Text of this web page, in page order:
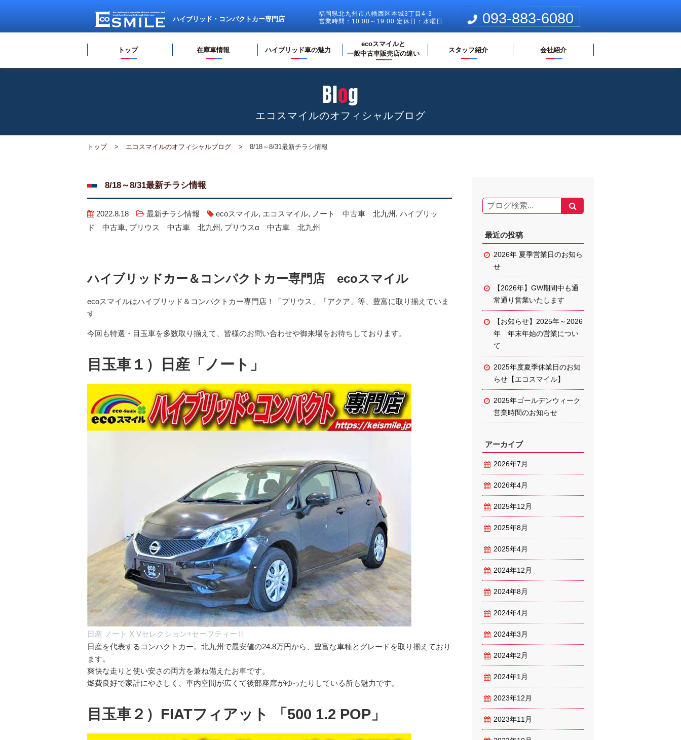
ハイブリッド・コンパクトカー専門店
福岡県北九州市八幡西区本城3丁目4-3
営業時間：10:00～19:00 定休日：水曜日
093-883-6080
トップ 在庫車情報 ハイブリッド車の魅力
ecoスマイルと
一般中古車販売店の違い
スタッフ紹介 会社紹介
Blog
エコスマイルのオフィシャルブログ
トップ エコスマイルのオフィシャルブログ 8/18～8/31最新チラシ情報
8/18～8/31最新チラシ情報
2022.8.18 最新チラシ情報 ecoスマイル, エコスマイル, ノート 中古車 北九州 , ハイブリッ
ド 中古車, プリウス 中古車 北九州 , プリウスα 中古車 北九州
ハイブリッドカー＆コンパクトカー専門店 ecoスマイル
ecoスマイルはハイブリッド＆コンパクトカー専門店！「プリウス」「アクア」等、豊富に取り揃えていま
す
今回も特選・目玉車を多数取り揃えて、皆様のお問い合わせや御来場をお待ちしております。
目玉車１）日産「ノート」
日産 ノート X Vセレクション+セーフティーⅡ
日産を代表するコンパクトカー。北九州で最安値の24.8万円から、豊富な車種とグレードを取り揃えており
ます。
爽快な走りと使い安さの両方を兼ね備えたお車です。
燃費良好で家計にやさしく、車内空間が広くて後部座席がゆったりしている所も魅力です。
目玉車２）FIATフィアット 「500 1.2 POP」
最近の投稿
2026年 夏季営業日のお知ら
せ
【2026年】GW期間中も通
常通り営業いたします
【お知らせ】 2025年～2026
年 年末年始の営業につい
て
2025年度夏季休業日のお知
らせ【エコスマイル】
2025年ゴールデンウィーク
営業時間のお知らせ
アーカイブ
2026年7月
2026年4月
2025年12月
2025年8月
2025年4月
2024年12月
2024年8月
2024年4月
2024年3月
2024年2月
2024年1月
2023年12月
2023年11月